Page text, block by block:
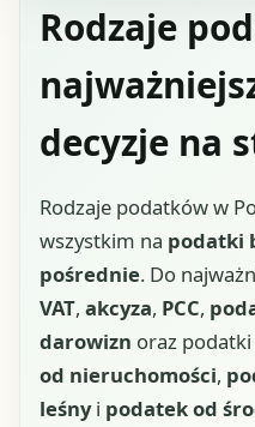
Rodzaje
decyzje na
Rodzaje podatków w
wszystkim na podatki
pośrednie. Do
VAT, akcyza, PCC,
darowizn oraz
od nieruchomości,
leśnyi podatek od